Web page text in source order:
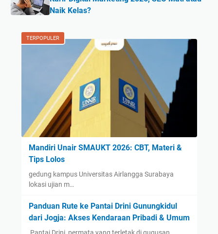
Naik Kelas?
TERPOPULER
Mandiri Unair SMAUKT 2026: CBT, Materi &
Tips Lolos
gedung kampus Universitas Airlangga Surabaya
lokasi ujian m…
Panduan Rute ke Pantai Drini Gunungkidul
dari Jogja: Akses Kendaraan Pribadi & Umum